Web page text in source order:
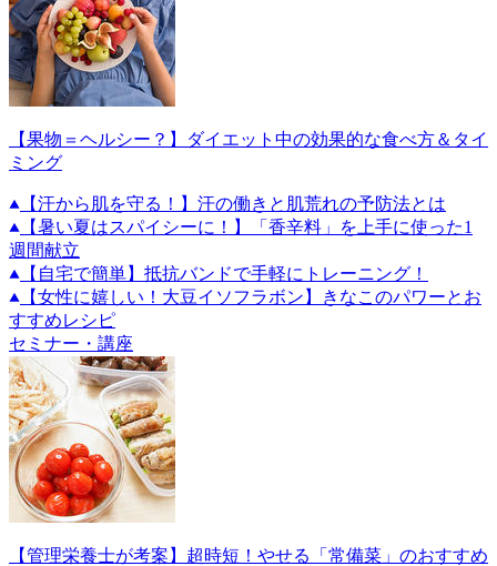
【果物＝ヘルシー？】ダイエット中の効果的な食べ方＆タイ
ミング
【汗から肌を守る！】汗の働きと肌荒れの予防法とは
【暑い夏はスパイシーに！】「香辛料」を上手に使った1
週間献立
【自宅で簡単】抵抗バンドで手軽にトレーニング！
【女性に嬉しい！大豆イソフラボン】きなこのパワーとお
すすめレシピ
セミナー・講座
【管理栄養士が考案】超時短！やせる「常備菜」のおすすめ